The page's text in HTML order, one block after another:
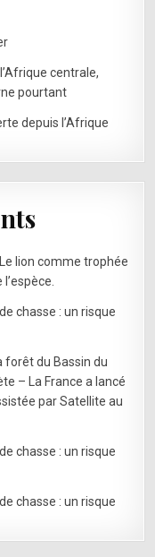
centrale,
pourtant
depuis l’Afrique
Le lion comme trophée
chasse : un risque
forêt du Bassin du
– La France a lancé
par Satellite au
chasse : un risque
chasse : un risque